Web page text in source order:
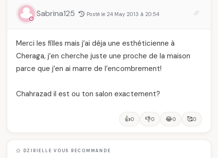
Sabrina125 Posté le 24 May 2013 à 20:54
Merci les filles mais j’ai déja une esthéticienne à
Cheraga, j’en cherche juste une proche de la maison
parce que j’en ai marre de l’encombrement!
Chahrazad il est ou ton salon exactement?
👍0 👎0 😂0 🥰0
DZIRIELLE VOUS RECOMMANDE